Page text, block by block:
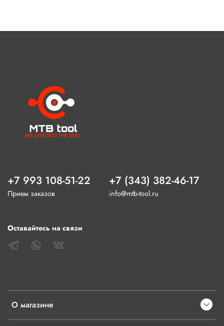
О магазине
+7 993 108-51-22
Прием заказов
+7 (343) 382-46-17
info@mtb-tool.ru
Оставайтесь на связи